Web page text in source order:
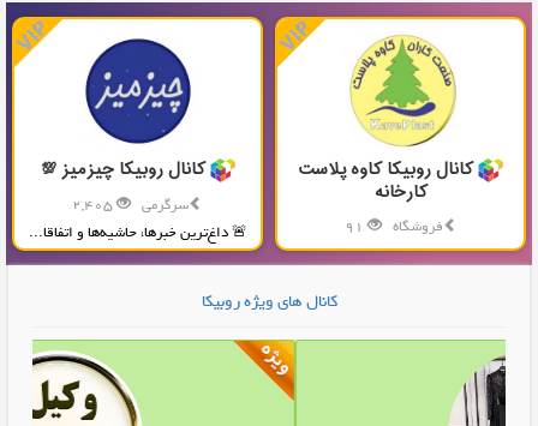
کانال روبیکا کاوه پلاست
کارخانه
فروشگاه
تولید و پخش محصولات پلاستیکی...
کانال روبیکا چیزمیز 💯
سرگرمی
🚨 داغ‌ترین خبرها، حاشیه‌ها و اتفاقا...
کانال های ویژه روبیکا